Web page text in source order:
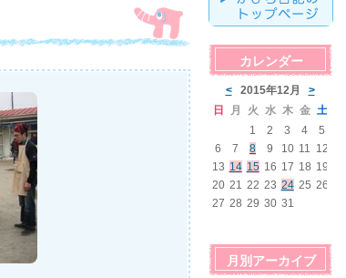
カレンダー
月別アーカイブ